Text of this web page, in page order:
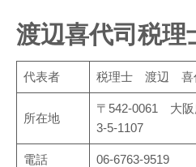
渡辺喜代司税理
代表者 税理士 渡辺 喜
所在地
〒542-0061 大阪
3-5-1107
電話 06-6763-9519